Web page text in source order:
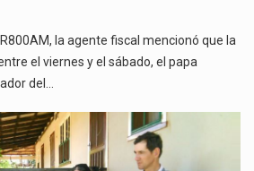
la agente fiscal mencionó que la
el viernes y el sábado, el papa
del…